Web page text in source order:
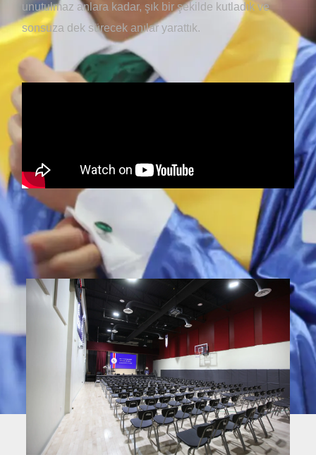
unutulmaz anlara kadar, şık bir şekilde kutladık ve
sonsuza dek sürecek anılar yarattık.